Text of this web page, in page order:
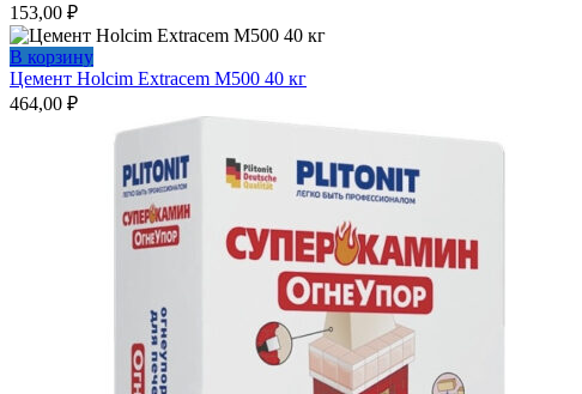
153,00 ₽
В корзину
Цемент Holcim Extracem М500 40 кг
464,00 ₽